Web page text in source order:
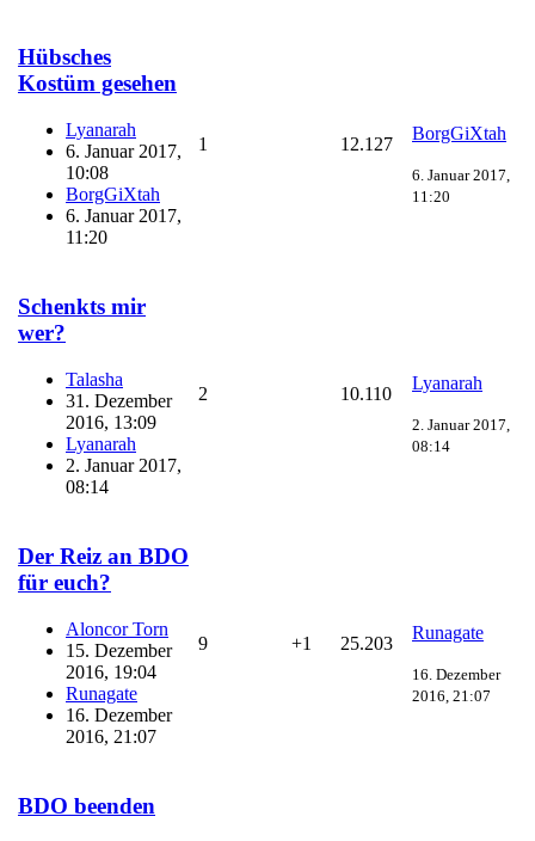
Hübsches
Kostüm gesehen
Lyanarah
6. Januar 2017,
10:08
BorgGiXtah
6. Januar 2017,
11:20
1 12.127
BorgGiXtah
6. Januar 2017,
11:20
Schenkts mir
wer?
Talasha
31. Dezember
2016, 13:09
Lyanarah
2. Januar 2017,
08:14
2 10.110
Lyanarah
2. Januar 2017,
08:14
Der Reiz an BDO
für euch?
Aloncor Torn
15. Dezember
2016, 19:04
Runagate
16. Dezember
2016, 21:07
9 +1 25.203
Runagate
16. Dezember
2016, 21:07
BDO beenden